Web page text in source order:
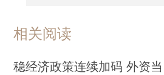
相关阅读
稳经济政策连续加码 外资当